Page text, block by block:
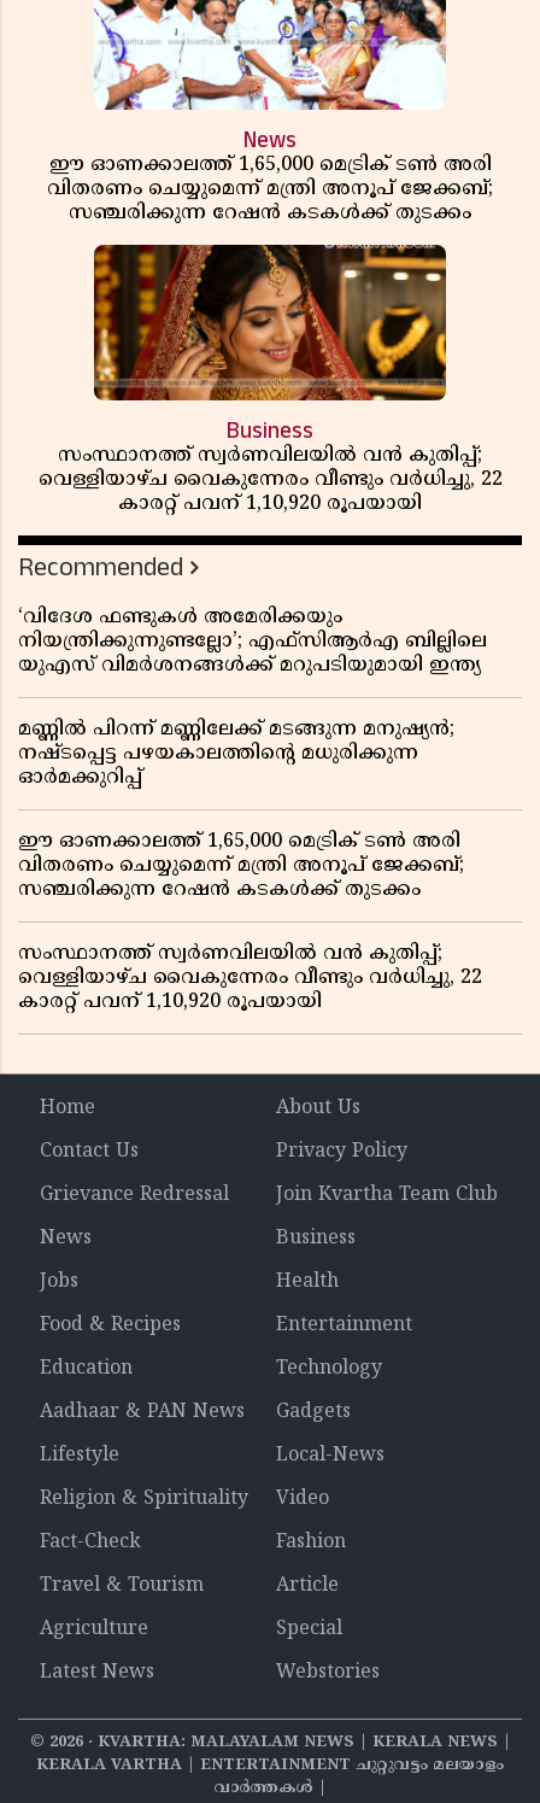
News
ഈ ഓണക്കാലത്ത് 1,65,000 മെട്രിക് ടൺ അരി
വിതരണം ചെയ്യുമെന്ന് മന്ത്രി അനൂപ് ജേക്കബ്;
സഞ്ചരിക്കുന്ന റേഷൻ കടകൾക്ക് തുടക്കം
Business
സംസ്ഥാനത്ത് സ്വർണവിലയിൽ വൻ കുതിപ്പ്;
വെള്ളിയാഴ്ച വൈകുന്നേരം വീണ്ടും വർധിച്ചു, 22
കാരറ്റ് പവന് 1,10,920 രൂപയായി
Recommended
‘വിദേശ ഫണ്ടുകൾ അമേരിക്കയും
നിയന്ത്രിക്കുന്നുണ്ടല്ലോ’; എഫ്സിആർഎ ബില്ലിലെ
യുഎസ് വിമർശനങ്ങൾക്ക് മറുപടിയുമായി ഇന്ത്യ
മണ്ണിൽ പിറന്ന് മണ്ണിലേക്ക് മടങ്ങുന്ന മനുഷ്യൻ;
നഷ്ടപ്പെട്ട പഴയകാലത്തിൻ്റെ മധുരിക്കുന്ന
ഓർമക്കുറിപ്പ്
ഈ ഓണക്കാലത്ത് 1,65,000 മെട്രിക് ടൺ അരി
വിതരണം ചെയ്യുമെന്ന് മന്ത്രി അനൂപ് ജേക്കബ്;
സഞ്ചരിക്കുന്ന റേഷൻ കടകൾക്ക് തുടക്കം
സംസ്ഥാനത്ത് സ്വർണവിലയിൽ വൻ കുതിപ്പ്;
വെള്ളിയാഴ്ച വൈകുന്നേരം വീണ്ടും വർധിച്ചു, 22
കാരറ്റ് പവന് 1,10,920 രൂപയായി
Home
About Us
Contact Us
Privacy Policy
Grievance Redressal
Join Kvartha Team Club
News
Business
Jobs
Health
Food & Recipes
Entertainment
Education
Technology
Aadhaar & PAN News
Gadgets
Lifestyle
Local-News
Religion & Spirituality
Video
Fact-Check
Fashion
Travel & Tourism
Article
Agriculture
Special
Latest News
Webstories
© 2026‧ KVARTHA: MALAYALAM NEWS | KERALA NEWS |
KERALA VARTHA | ENTERTAINMENT ചുറ്റുവട്ടം മലയാളം
വാര്‍ത്തകൾ |